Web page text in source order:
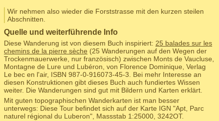
Wir nehmen also wieder die Forststrasse mit den kurzen steilen
Abschnitten.
Quelle und weiterführende Info
Diese Wanderung ist von diesem Buch inspiriert: 25 balades sur les
chemins de la pierre sèche (25 Wanderungen auf den Wegen der
Trockenmauerwerke, nur französisch) zwischen Monts de Vaucluse,
Montagne de Lure und Lubéron, von Florence Dominique, Verlag
Le bec en l'air, ISBN 987-0-916073-45-3. Bei mehr Interesse an
diesen Konstruktionen gibt dieses Buch auch fundiertes Wissen
weiter. Die Wanderungen sind gut mit Bildern und Karten erklärt.
Mit guten topographischen Wanderkarten ist man besser
unterwegs: Diese Tour befindet sich auf der Karte IGN "Apt, Parc
naturel régional du Luberon", Massstab 1:25000, 3242OT.